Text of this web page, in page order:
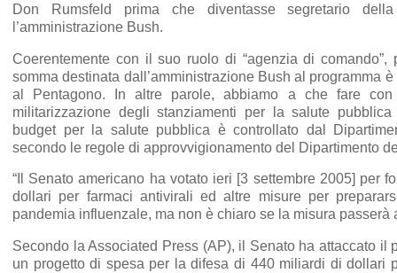
Don Rumsfeld prima che diventasse segretario
l’amministrazione Bush.
Coerentemente con il suo ruolo di “agenzia di comando”,
somma destinata dall’amministrazione Bush al programma
al Pentagono. In altre parole, abbiamo a che fare
militarizzazione degli stanziamenti per la salute
budget per la salute pubblica è controllato dal
secondo le regole di approvvigionamento del Dipartimento
“Il Senato americano ha votato ieri [3 settembre 2005] per
dollari per farmaci antivirali ed altre misure per
pandemia influenzale, ma non è chiaro se la misura passerà
Secondo la Associated Press (AP), il Senato ha attaccato il
un progetto di spesa per la difesa di 440 miliardi di dollari